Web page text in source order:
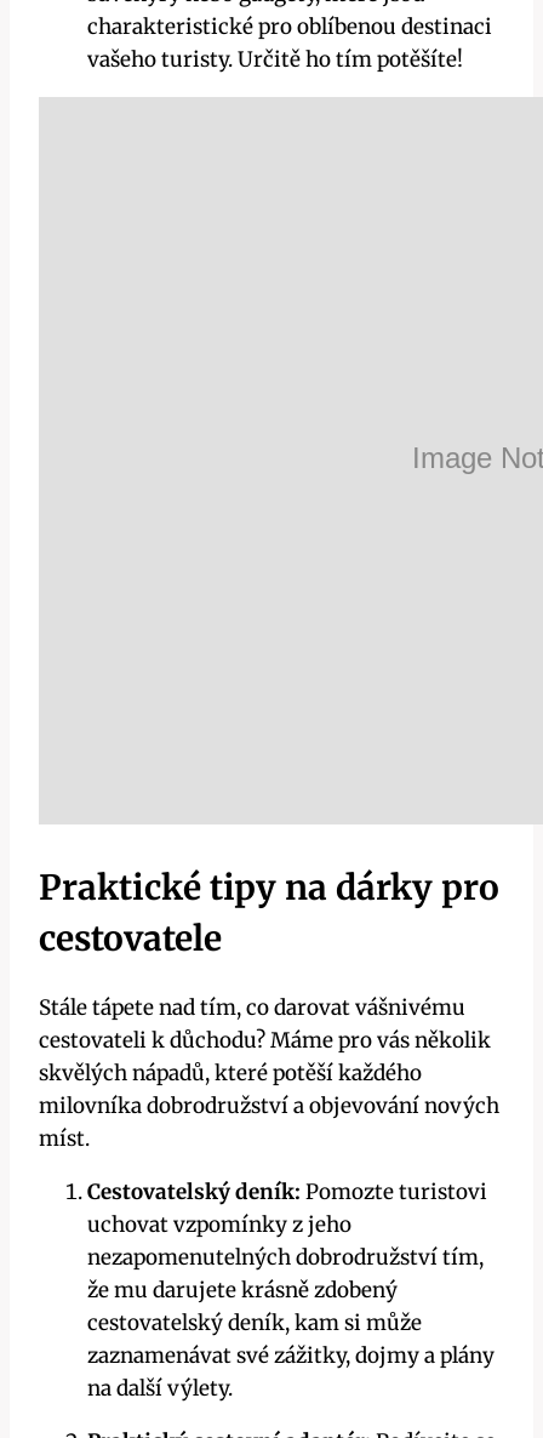
charakteristické pro oblíbenou destinaci
vašeho turisty. Určitě ho tím potěšíte!
Praktické tipy na dárky pro
cestovatele
Stále tápete nad tím, co darovat vášnivému
cestovateli k důchodu? Máme pro vás několik
skvělých nápadů, které potěší každého
milovníka dobrodružství a objevování nových
míst.
Cestovatelský deník: Pomozte turistovi
uchovat vzpomínky z jeho
nezapomenutelných dobrodružství tím,
že mu darujete krásně zdobený
cestovatelský deník, kam si může
zaznamenávat své zážitky, dojmy a plány
na další výlety.